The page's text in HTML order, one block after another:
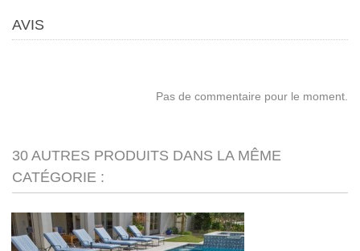
AVIS
Pas de commentaire pour le moment.
30 AUTRES PRODUITS DANS LA MÊME
CATÉGORIE :